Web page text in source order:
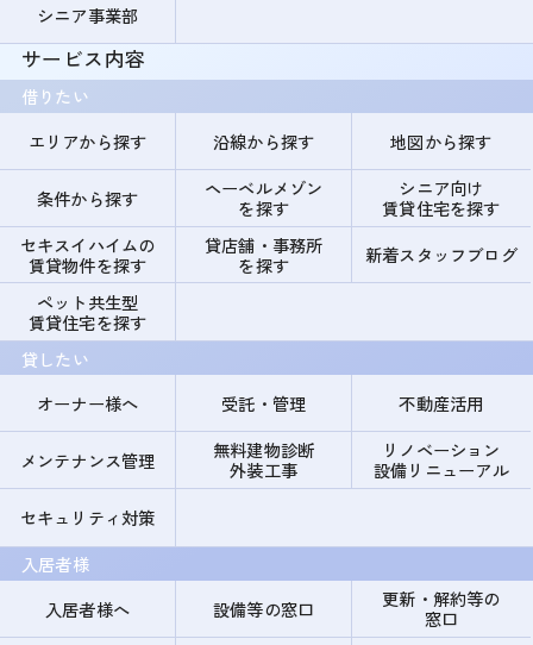
シニア事業部
サービス内容
借りたい
エリアから探す
沿線から探す 地図から探す
条件から探す
ヘーベルメゾン
を探す
シニア向け
賃貸住宅を探す
セキスイハイムの
賃貸物件を探す
貸店舗・事務所
を探す
新着スタッフブログ
ペット共生型
賃貸住宅を探す
貸したい
オーナー様へ
受託・管理 不動産活用
メンテナンス管理
無料建物診断
外装工事
リノベーション
設備リニューアル
セキュリティ対策
入居者様
入居者様へ
設備等の窓口
更新・解約等の
窓口